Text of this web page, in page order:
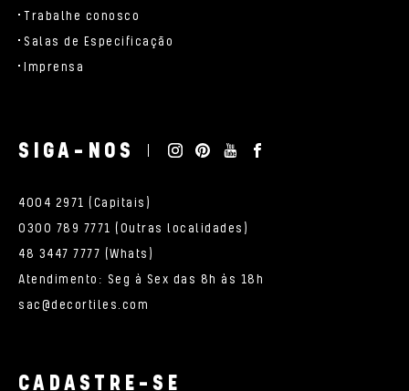
Trabalhe conosco
Salas de Especificação
Imprensa
SIGA-NOS
4004 2971 (Capitais)
0300 789 7771 (Outras localidades)
48 3447 7777 (Whats)
Atendimento: Seg à Sex das 8h às 18h
sac@decortiles.com
CADASTRE-SE